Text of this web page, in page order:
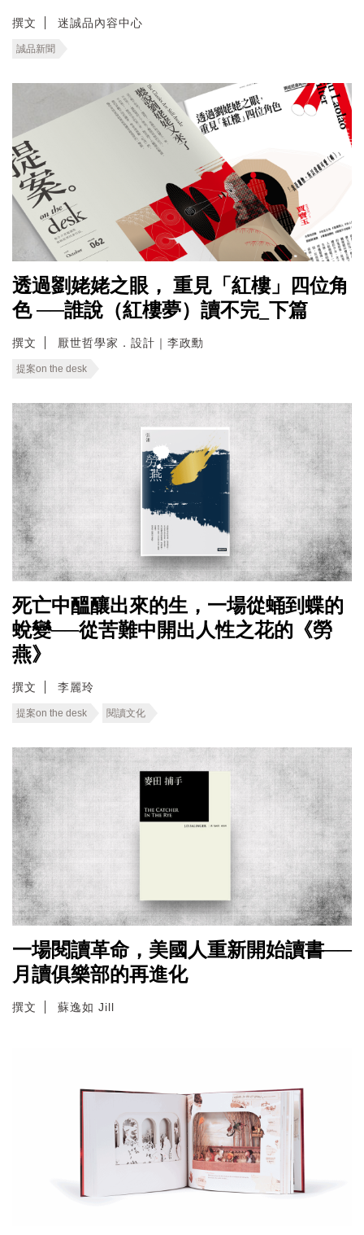
撰文 迷誠品內容中心
誠品新聞
透過劉姥姥之眼， 重見「紅樓」四位角
色 ──誰說（紅樓夢）讀不完_下篇
撰文 厭世哲學家．設計｜李政勳
提案on the desk
死亡中醞釀出來的生，一場從蛹到蝶的
蛻變──從苦難中開出人性之花的《勞
燕》
撰文 李麗玲
提案on the desk 閱讀文化
一場閱讀革命，美國人重新開始讀書──
月讀俱樂部的再進化
撰文 蘇逸如 Jill